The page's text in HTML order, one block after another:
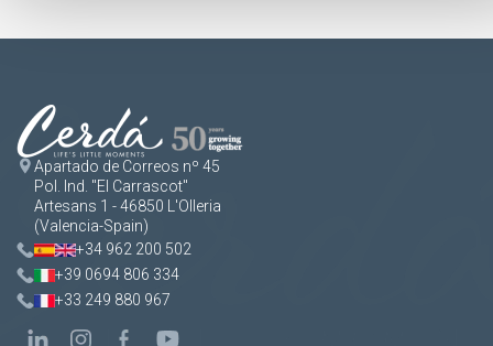
Apartado de Correos nº 45
Pol. Ind. "El Carrascot"
Artesans 1 - 46850 L'Olleria
(Valencia-Spain)
+34 962 200 502
+39 0694 806 334
+33 249 880 967